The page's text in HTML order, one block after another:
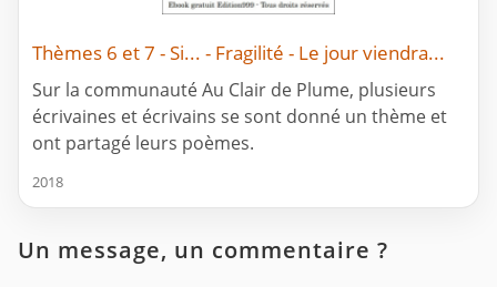
Thèmes 6 et 7 - Si... - Fragilité - Le jour viendra...
Sur la communauté Au Clair de Plume, plusieurs
écrivaines et écrivains se sont donné un thème et
ont partagé leurs poèmes.
2018
Un message, un commentaire ?